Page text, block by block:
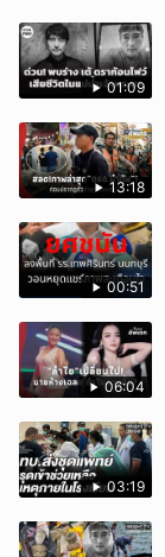
01:09
13:18
00:51
06:04
03:19